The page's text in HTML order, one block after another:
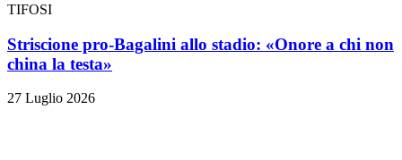
TIFOSI
Striscione pro-Bagalini allo stadio: «Onore a chi non
china la testa»
27 Luglio 2026